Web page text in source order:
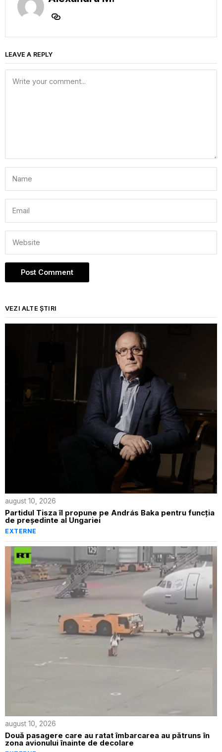
LEAVE A REPLY
VEZI ALTE ȘTIRI
august 10, 2026
Partidul Tisza îl propune pe András Baka pentru funcția
de președinte al Ungariei
EXTERNE
august 10, 2026
Două pasagere care au ratat îmbarcarea au pătruns în
zona avionului înainte de decolare